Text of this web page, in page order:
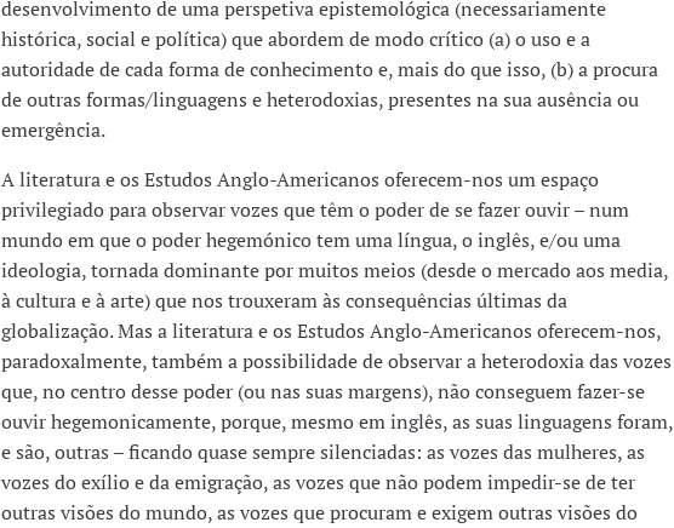
desenvolvimento de uma perspetiva epistemológica (necessariamente
histórica, social e política) que abordem de modo crítico (a) o uso e a
autoridade de cada forma de conhecimento e, mais do que isso, (b) a procura
de outras formas/linguagens e heterodoxias, presentes na sua ausência ou
emergência.
A literatura e os Estudos Anglo-Americanos oferecem-nos um espaço
privilegiado para observar vozes que têm o poder de se fazer ouvir – num
mundo em que o poder hegemónico tem uma língua, o inglês, e/ou uma
ideologia, tornada dominante por muitos meios (desde o mercado aos media,
à cultura e à arte) que nos trouxeram às consequências últimas da
globalização. Mas a literatura e os Estudos Anglo-Americanos oferecem-nos,
paradoxalmente, também a possibilidade de observar a heterodoxia das vozes
que, no centro desse poder (ou nas suas margens), não conseguem fazer-se
ouvir hegemonicamente, porque, mesmo em inglês, as suas linguagens foram,
e são, outras – ficando quase sempre silenciadas: as vozes das mulheres, as
vozes do exílio e da emigração, as vozes que não podem impedir-se de ter
outras visões do mundo, as vozes que procuram e exigem outras visões do